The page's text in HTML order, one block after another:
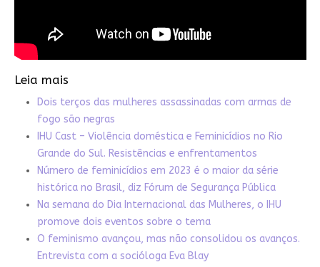
Leia mais
Dois terços das mulheres assassinadas com armas de
fogo são negras
IHU Cast – Violência doméstica e Feminicídios no Rio
Grande do Sul. Resistências e enfrentamentos
Número de feminicídios em 2023 é o maior da série
histórica no Brasil, diz Fórum de Segurança Pública
Na semana do Dia Internacional das Mulheres, o IHU
promove dois eventos sobre o tema
O feminismo avançou, mas não consolidou os avanços.
Entrevista com a socióloga Eva Blay